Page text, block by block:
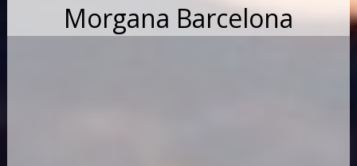
Morgana Barcelona